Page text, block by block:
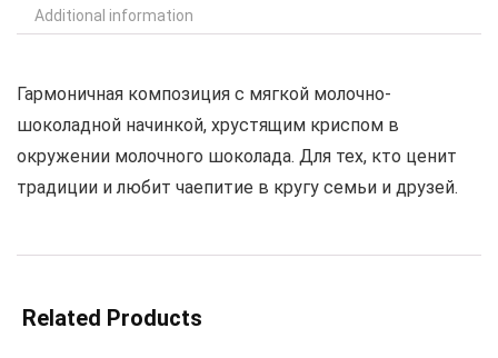
Additional information
Гармоничная композиция с мягкой молочно-
шоколадной начинкой, хрустящим криспом в
окружении молочного шоколада. Для тех, кто ценит
традиции и любит чаепитие в кругу семьи и друзей.
Related Products